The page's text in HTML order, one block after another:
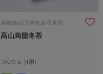
洪啟瑞(新高自然農法茶園)
高山烏龍冬茶
150公克 (4兩)